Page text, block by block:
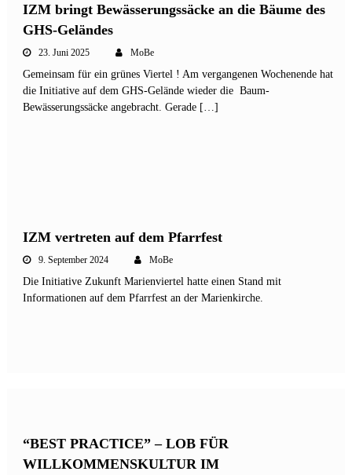
IZM bringt Bewässerungssäcke an die Bäume des
GHS-Geländes
23. Juni 2025 MoBe
Gemeinsam für ein grünes Viertel ! Am vergangenen Wochenende hat
die Initiative auf dem GHS-Gelände wieder die Baum-
Bewässerungssäcke angebracht. Gerade […]
IZM vertreten auf dem Pfarrfest
9. September 2024 MoBe
Die Initiative Zukunft Marienviertel hatte einen Stand mit
Informationen auf dem Pfarrfest an der Marienkirche.
“BEST PRACTICE” – LOB FÜR
WILLKOMMENSKULTUR IM